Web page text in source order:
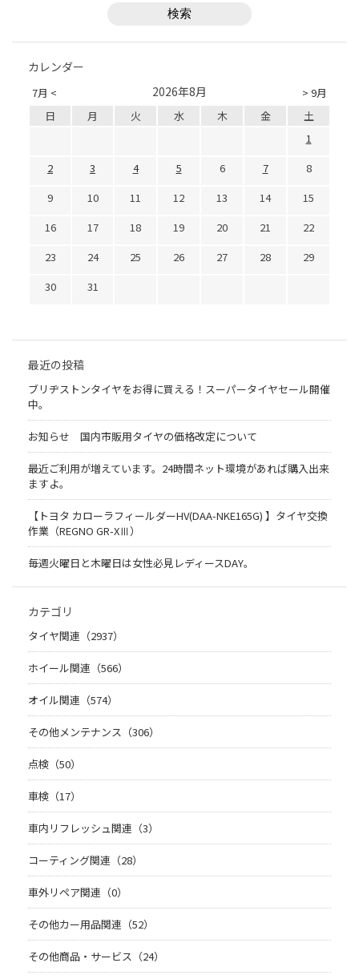
カレンダー
7月 < > 9月
2026年8月
日 月 火 水 木 金
土
1
2
3 4 5 6 7
8
9
10 11 12 13 14
15
16
17 18 19 20 21
22
23
24 25 26 27 28
29
30
31
最近の投稿
ブリヂストンタイヤをお得に買える！スーパータイヤセール開催
中。
お知らせ 国内市販用タイヤの価格改定について
最近ご利用が増えています。24時間ネット環境があれば購入出来
ますよ。
【トヨタ カローラフィールダーHV(DAA-NKE165G) 】タイヤ交換
作業（REGNO GR-XⅢ）
毎週火曜日と木曜日は女性必見レディースDAY。
カテゴリ
タイヤ関連（2937）
ホイール関連（566）
オイル関連（574）
その他メンテナンス（306）
点検（50）
車検（17）
車内リフレッシュ関連（3）
コーティング関連（28）
車外リペア関連（0）
その他カー用品関連（52）
その他商品・サービス（24）